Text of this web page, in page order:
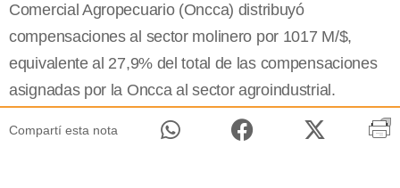
Comercial Agropecuario (Oncca) distribuyó
compensaciones al sector molinero por 1017 M/$,
equivalente al 27,9% del total de las compensaciones
asignadas por la Oncca al sector agroindustrial.
Compartí esta nota